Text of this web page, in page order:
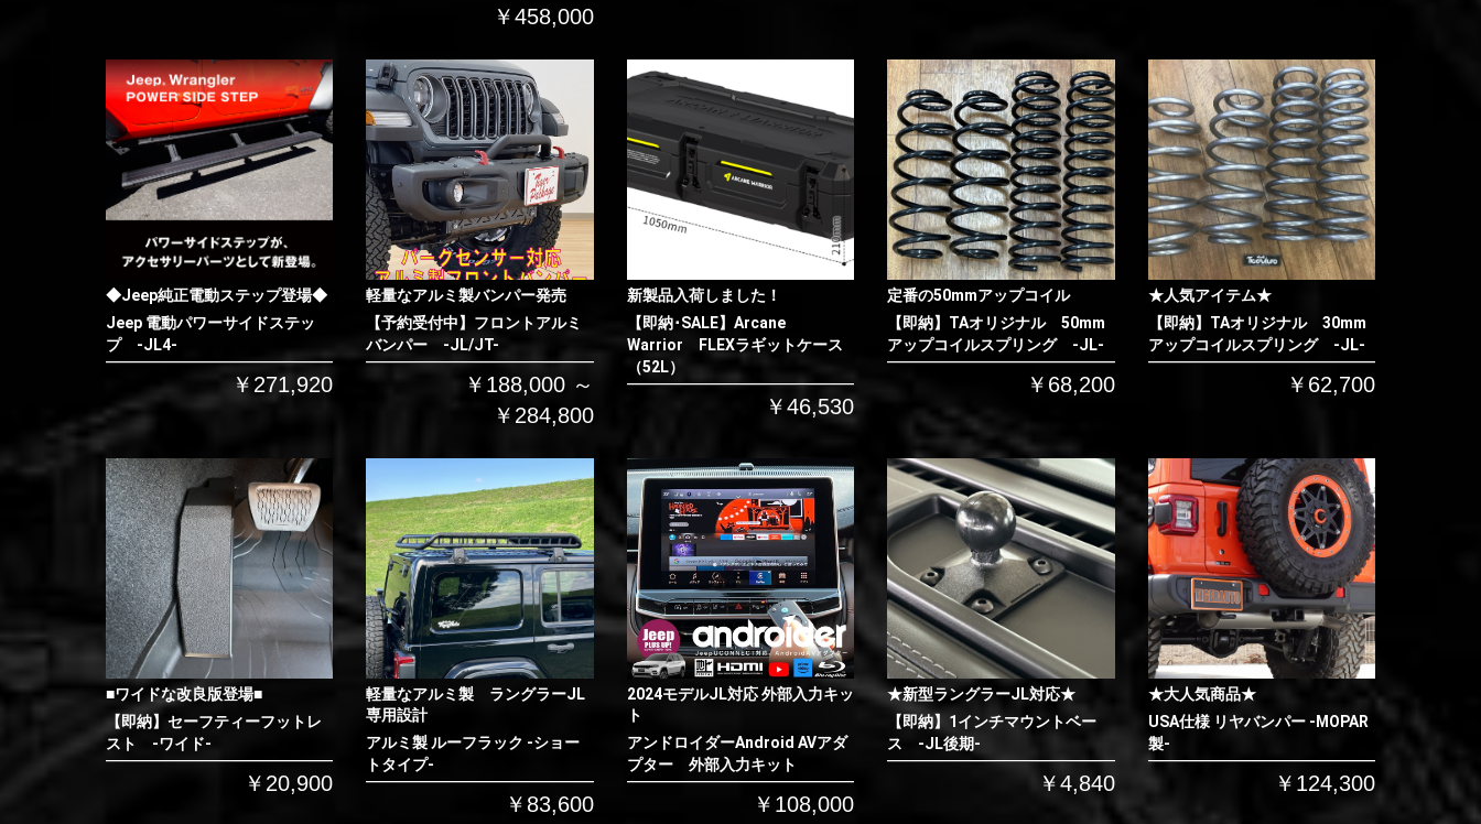
￥458,000
◆Jeep純正電動ステップ登場◆
Jeep 電動パワーサイドステッ
プ -JL4-
￥271,920
軽量なアルミ製バンパー発売
【予約受付中】フロントアルミ
バンパー -JL/JT-
￥188,000 ～
￥284,800
新製品入荷しました！
【即納･SALE】Arcane
Warrior FLEXラギットケース
（52L）
￥46,530
定番の50mmアップコイル
【即納】TAオリジナル 50mm
アップコイルスプリング -JL-
￥68,200
★人気アイテム★
【即納】TAオリジナル 30mm
アップコイルスプリング -JL-
￥62,700
■ワイドな改良版登場■
【即納】セーフティーフットレ
スト -ワイド-
￥20,900
軽量なアルミ製 ラングラーJL
専用設計
アルミ製 ルーフラック -ショー
トタイプ-
￥83,600
2024モデルJL対応 外部入力キッ
ト
アンドロイダーAndroid AVアダ
プター 外部入力キット
￥108,000
★新型ラングラーJL対応★
【即納】1インチマウントベー
ス -JL後期-
￥4,840
★大人気商品★
USA仕様 リヤバンパー -MOPAR
製-
￥124,300